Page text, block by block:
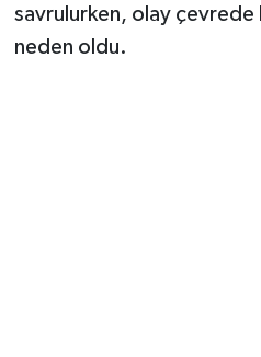
savrulurken, olay çevrede
neden oldu.